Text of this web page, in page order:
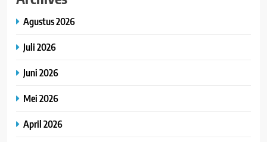
Agustus 2026
Juli 2026
Juni 2026
Mei 2026
April 2026